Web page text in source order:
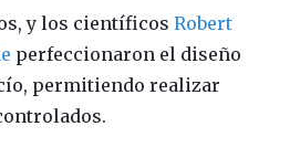
y los científicos Robert
perfeccionaron el diseño
permitiendo realizar